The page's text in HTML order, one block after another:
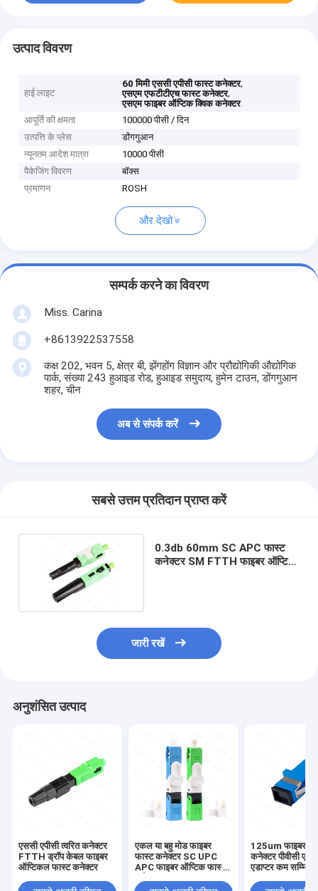
उत्पाद विवरण
हाई लाइट
60 मिमी एससी एपीसी फास्ट कनेक्टर,
एसएम एफटीटीएच फास्ट कनेक्टर,
एसएम फाइबर ऑप्टिक क्विक कनेक्टर
आपूर्ति की क्षमता
100000 पीसी / दिन
उत्पत्ति के प्लेस
डोंगगुआन
न्यूनतम आदेश मात्रा
10000 पीसी
पैकेजिंग विवरण
बॉक्स
प्रमाणन
ROSH
और देखो
सम्पर्क करने का विवरण
Miss. Carina
+8613922537558
कक्ष 202, भवन 5, क्षेत्र बी, झेंगहोंग विज्ञान और प्रौद्योगिकी औद्योगिक
पार्क, संख्या 243 हुआइड रोड, हुआइड समुदाय, हुमेन टाउन, डोंगगुआन
शहर, चीन
अब से संपर्क करें
सबसे उत्तम प्रतिदान प्राप्त करें
0.3db 60mm SC APC फास्ट
कनेक्टर SM FTTH फाइबर ऑप्टिक
जारी रखें
अनुशंसित उत्पाद
एससी एपीसी त्वरित कनेक्टर
FTTH ड्रॉप केबल फाइबर
ऑप्टिकल फास्ट कनेक्टर
एकल या बहु मोड फाइबर
फास्ट कनेक्टर SC UPC
APC फाइबर ऑप्टिक फास्ट
125um फाइबर
कनेक्टर पीवीसी
एडाप्टर कम सम्मिलन